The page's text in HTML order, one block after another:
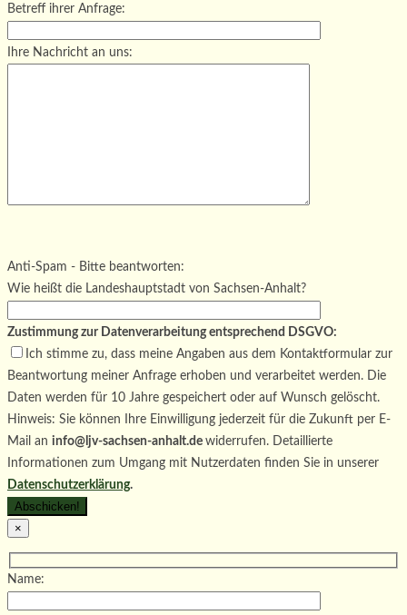
Betreff ihrer Anfrage:
Ihre Nachricht an uns:
Bitte lasse dieses Feld leer.
Anti-Spam - Bitte beantworten:
Wie heißt die Landeshauptstadt von Sachsen-Anhalt?
Zustimmung zur Datenverarbeitung entsprechend DSGVO:
Ich stimme zu, dass meine Angaben aus dem Kontaktformular zur
Beantwortung meiner Anfrage erhoben und verarbeitet werden. Die
Daten werden für 10 Jahre gespeichert oder auf Wunsch gelöscht.
Hinweis: Sie können Ihre Einwilligung jederzeit für die Zukunft per E-
Mail an info@ljv-sachsen-anhalt.de widerrufen. Detaillierte
Informationen zum Umgang mit Nutzerdaten finden Sie in unserer
Datenschutzerklärung.
×
Name: